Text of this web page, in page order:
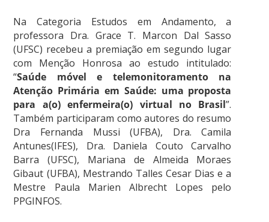
Na Categoria Estudos em Andamento, a
professora Dra. Grace T. Marcon Dal Sasso
(UFSC) recebeu a premiação em segundo lugar
com Menção Honrosa ao estudo intitulado:
“Saúde móvel e telemonitoramento na
Atenção Primária em Saúde: uma proposta
para a(o) enfermeira(o) virtual no Brasil”.
Também participaram como autores do resumo
Dra Fernanda Mussi (UFBA), Dra. Camila
Antunes(IFES), Dra. Daniela Couto Carvalho
Barra (UFSC), Mariana de Almeida Moraes
Gibaut (UFBA), Mestrando Talles Cesar Dias e a
Mestre Paula Marien Albrecht Lopes pelo
PPGINFOS.